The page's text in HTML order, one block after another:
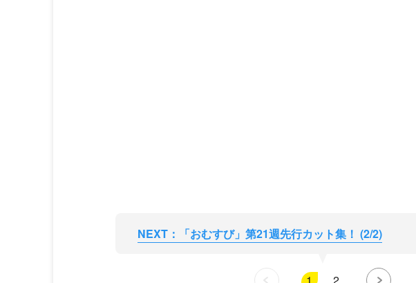
NEXT：「おむすび」第21週先行カット集！ (2/2)
1 2